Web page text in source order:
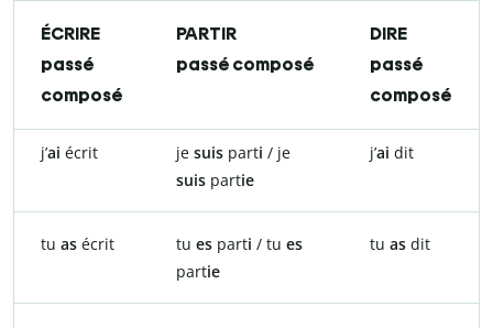
ÉCRIRE
passé
composé
PARTIR
passé composé
DIRE
passé
composé
j’ai écrit je suis parti / je
suis partie
j’ai dit
tu as écrit tu es parti / tu es
partie
tu as dit